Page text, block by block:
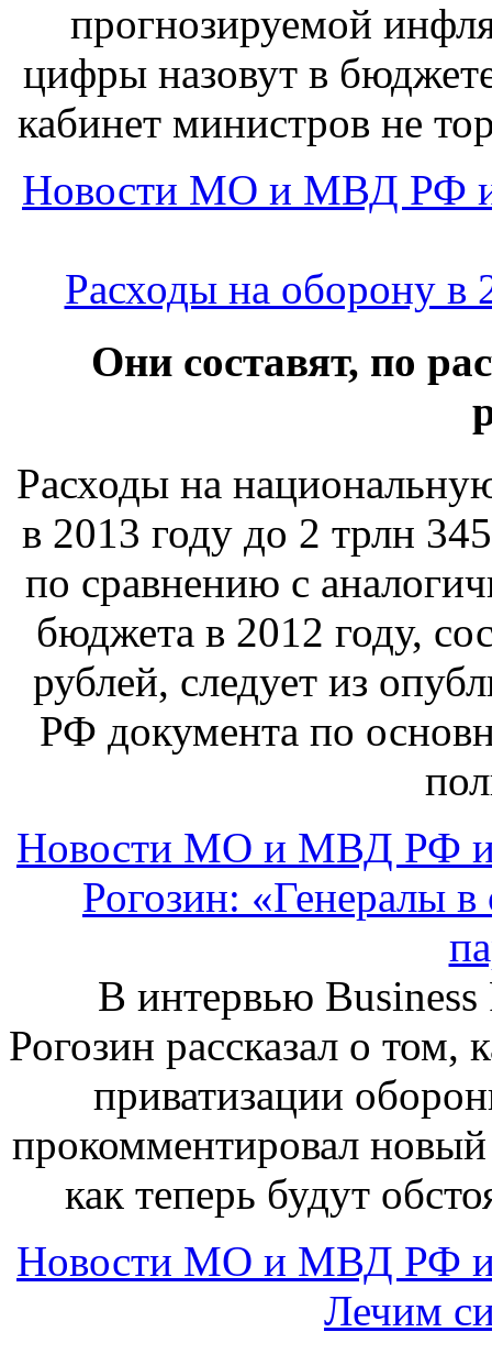
прогнозируемой
цифры назовут в
кабинет министров не
Новости МО и МВД РФ
Расходы на оборону в
Они составят, по
Расходы на
в 2013 году до 2 трлн
по сравнению с
бюджета в 2012 году,
рублей, следует из
РФ документа по
Новости МО и МВД РФ
Рогозин: «Генералы
В интервью
Рогозин рассказал о том,
приватизации
прокомментировал
как теперь будут
Новости МО и МВД РФ
Лечим